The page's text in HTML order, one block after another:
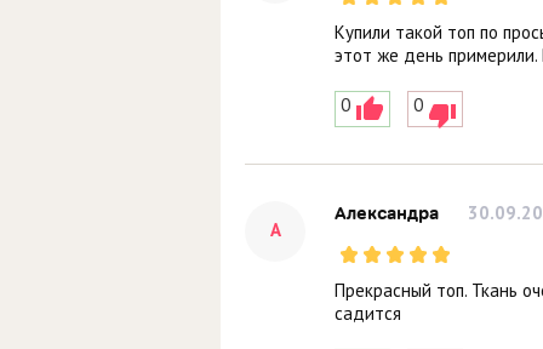
Купили такой топ по
этот же день
0 0
А
Александра
Прекрасный топ. Ткань
садится